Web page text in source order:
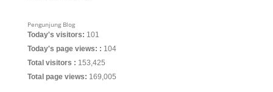
Pengunjung Blog
Today's visitors: 101
Today's page views: : 104
Total visitors : 153,425
Total page views: 169,005